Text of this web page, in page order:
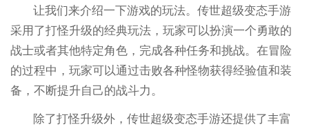
让我们来介绍一下游戏的玩法。传世超级变态手游
采用了打怪升级的经典玩法，玩家可以扮演一个勇敢的
战士或者其他特定角色，完成各种任务和挑战。在冒险
的过程中，玩家可以通过击败各种怪物获得经验值和装
备，不断提升自己的战斗力。
除了打怪升级外，传世超级变态手游还提供了丰富